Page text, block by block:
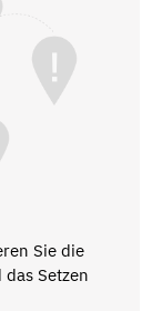
Sie die
Setzen